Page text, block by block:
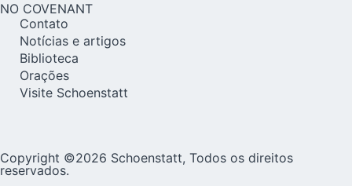
NO COVENANT
Contato
Notícias e artigos
Biblioteca
Orações
Visite Schoenstatt
Copyright ©2026 Schoenstatt, Todos os direitos
reservados.